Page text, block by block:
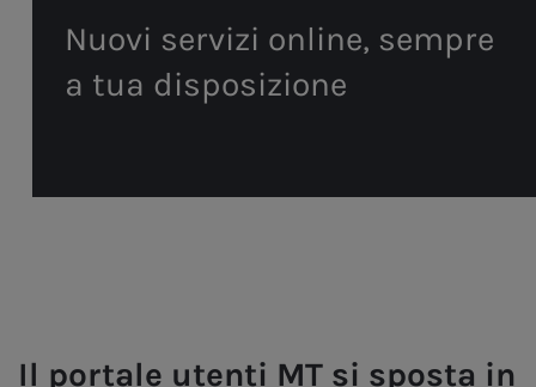
Nuovi servizi online, sempre
a tua disposizione
Il portale utenti MT si sposta in